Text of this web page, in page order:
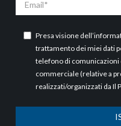
Presa visione dell’
trattamento dei miei dati
telefono di
commerciale (relative a
realizzati/organizzati da Il